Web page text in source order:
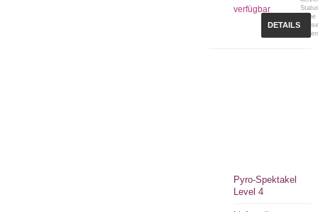
verfügbar
keine
DETAILS
Pyro-Spektakel
Level 4